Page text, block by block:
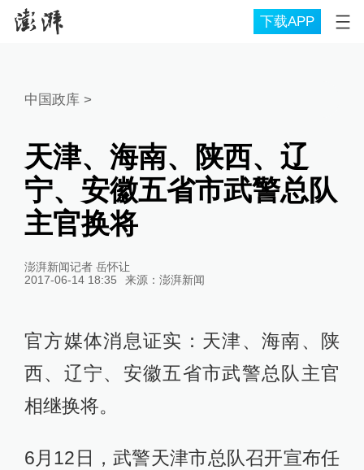
下载APP
中国政库 >
天津、海南、陕西、辽
宁、安徽五省市武警总队
主官换将
澎湃新闻记者 岳怀让
2017-06-14 18:35
来源： 澎湃新闻
官方媒体消息证实：天津、海南、陕
西、辽宁、安徽五省市武警总队主官
相继换将。
6月12日，武警天津市总队召开宣布任